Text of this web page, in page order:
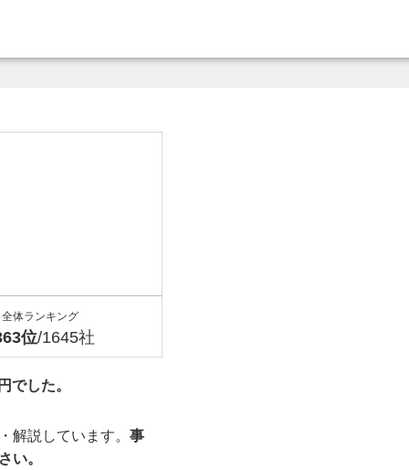
全体ランキング
位/1645社
でした。
解説しています。 事
い。